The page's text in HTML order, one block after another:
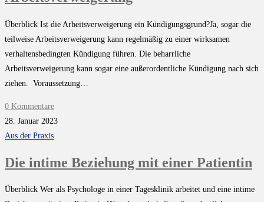
Überblick Ist die Arbeitsverweigerung ein Kündigungsgrund?Ja, sogar die
teilweise Arbeitsverweigerung kann regelmäßig zu einer wirksamen
verhaltensbedingten Kündigung führen. Die beharrliche
Arbeitsverweigerung kann sogar eine außerordentliche Kündigung nach sich
ziehen. Voraussetzung…
0 Kommentare
28. Januar 2023
Aus der Praxis
Die intime Beziehung mit einer Patientin
Überblick Wer als Psychologe in einer Tagesklinik arbeitet und eine intime